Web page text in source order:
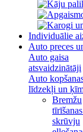
Individuālie
Auto preces
Auto gaisa
atsvaidzinātāji
Auto
līdzekļi un
Bremžu
skrūvju